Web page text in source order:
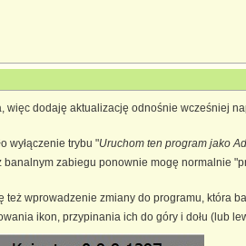
więc dodaję aktualizację odnośnie wcześniej
wyłączenie trybu "Uruchom ten program jako
banalnym zabiegu ponownie mogę normalnie
też wprowadzenie zmiany do programu, która
ikon, przypinania ich do góry i dołu (lub